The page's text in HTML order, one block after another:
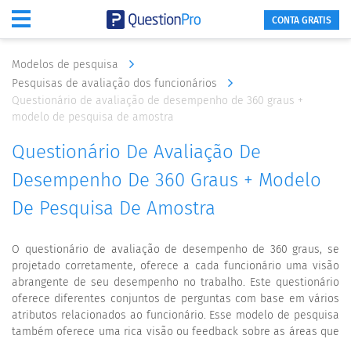
CONTA GRATIS
Modelos de pesquisa
Pesquisas de avaliação dos funcionários
Questionário de avaliação de desempenho de 360 graus +
modelo de pesquisa de amostra
Questionário De Avaliação De
Desempenho De 360 Graus + Modelo
De Pesquisa De Amostra
O questionário de avaliação de desempenho de 360 graus, se
projetado corretamente, oferece a cada funcionário uma visão
abrangente de seu desempenho no trabalho. Este questionário
oferece diferentes conjuntos de perguntas com base em vários
atributos relacionados ao funcionário. Esse modelo de pesquisa
também oferece uma rica visão ou feedback sobre as áreas que